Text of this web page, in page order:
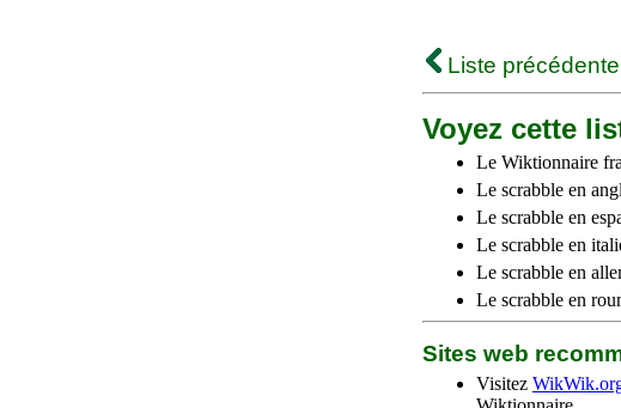
Liste précédente
Voyez cette
Le Wiktionnaire
Le scrabble en
Le scrabble en
Le scrabble en
Le scrabble en
Le scrabble en
Sites web
Visitez